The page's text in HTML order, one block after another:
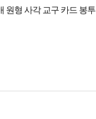
원형 사각 교구 카드 봉투